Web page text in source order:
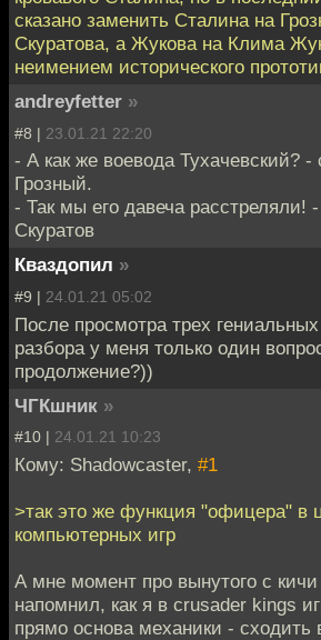
сказано заменить Сталина на
Скуратова, а Жукова на Клима
неимением исторического
andreyfetter »
#8 | 23.01.21 22:20
- А как же воевода Тухачевский?
Грозный.
- Так мы его давеча расстреляли!
Скуратов
Кваздопил »
#9 | 24.01.21 05:02
После просмотра трех
разбора у меня только один
продолжение?))
ЧГКшник »
#10 | 24.01.21 10:23
Кому: Shadowcaster, #1
>так это же функция "офицера" в
компьютерных игр
А мне момент про вынутого с кичи
напомнил, как я в crusader kings
прямо основа механики - сходить